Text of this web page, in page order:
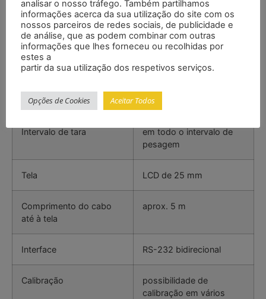
Intervalo 5000 kg
Resolução 2 kg
Incerteza ±8 kg
Comprimento travessas 2000 mm
Intervalo de tara
em todo o intervalo de
pesagem
Tela LCD de 25 mm
Comprimento do cabo
até à tela
aprox. 5 m
Interface RS-232 bidirecional
Calibração
possibilidade de
calibração em vários
analisar o nosso tráfego. Também partilhamos
informações acerca da sua utilização do site com os
nossos parceiros de redes sociais, de publicidade e
de análise, que as podem combinar com outras
informações que lhes forneceu ou recolhidas por
estes a
partir da sua utilização dos respetivos serviços.
Opções de Cookies Aceitar Todos